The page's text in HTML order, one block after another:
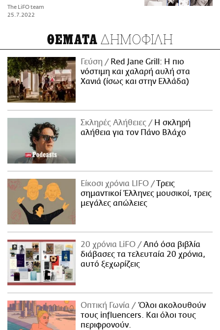
The LiFO team
25.7.2022
ΘΕΜΑΤΑ ΔΗΜΟΦΙΛΗ
Γεύση
Red Jane Grill: Η πιο
νόστιμη και χαλαρή αυλή στα
Χανιά (ίσως και στην Ελλάδα)
Σκληρές Αλήθειες
H σκληρή
αλήθεια για τον Πάνο Βλάχο
Είκοσι χρόνια LIFO
Tρεις
σημαντικοί Έλληνες μουσικοί, τρεις
μεγάλες απώλειες
20 χρόνια LiFO
Από όσα βιβλία
διάβασες τα τελευταία 20 χρόνια,
αυτό ξεχωρίζεις
Οπτική Γωνία
Όλοι ακολουθούν
τους influencers. Και όλοι τους
περιφρονούν.